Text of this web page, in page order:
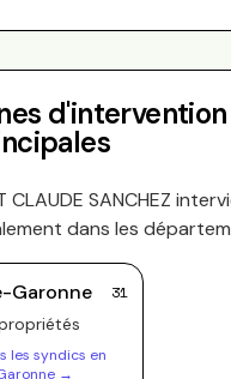
d'intervention
CLAUDE SANCHEZ
dans les
Garonne 31
s
les syndics en
→